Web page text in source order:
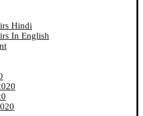
Hindi
In English